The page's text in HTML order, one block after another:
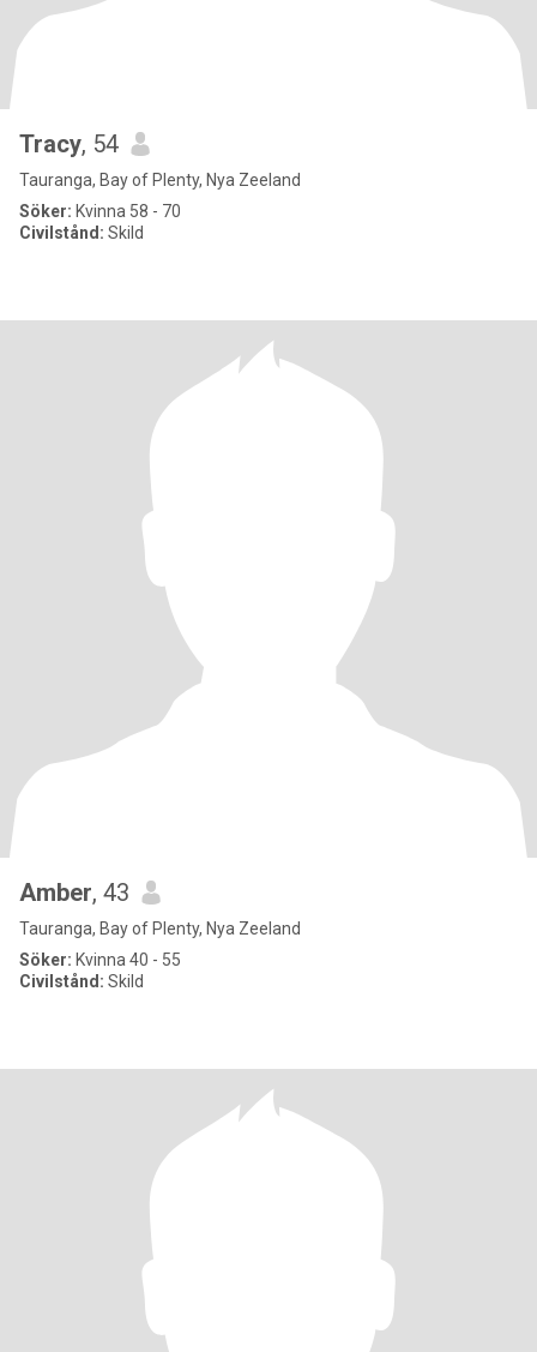
Tracy, 54
Tauranga, Bay of Plenty, Nya Zeeland
Söker: Kvinna 58 - 70
Civilstånd: Skild
Amber, 43
Tauranga, Bay of Plenty, Nya Zeeland
Söker: Kvinna 40 - 55
Civilstånd: Skild